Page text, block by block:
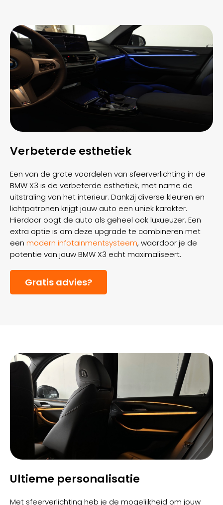
Verbeterde esthetiek
Een van de grote voordelen van sfeerverlichting in de
BMW X3 is de verbeterde esthetiek, met name de
uitstraling van het interieur. Dankzij diverse kleuren en
lichtpatronen krijgt jouw auto een uniek karakter.
Hierdoor oogt de auto als geheel ook luxueuzer. Een
extra optie is om deze upgrade te combineren met
een modern infotainmentsysteem, waardoor je de
potentie van jouw BMW X3 echt maximaliseert.
Gratis advies?
Ultieme personalisatie
Met sfeerverlichting heb je de mogelijkheid om jouw